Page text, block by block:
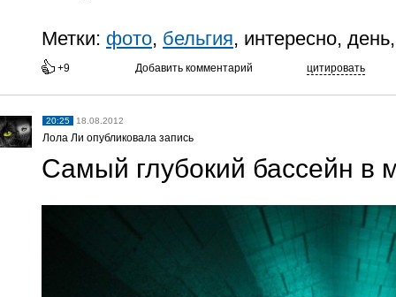
Метки: фото, бельгия, интересно,
+9 Добавить комментарий цитировать
20:25 18.08.2012
Лола Ли опубликовала запись
Самый глубокий бассейн в